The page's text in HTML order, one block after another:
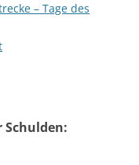
– Tage des
Schulden: